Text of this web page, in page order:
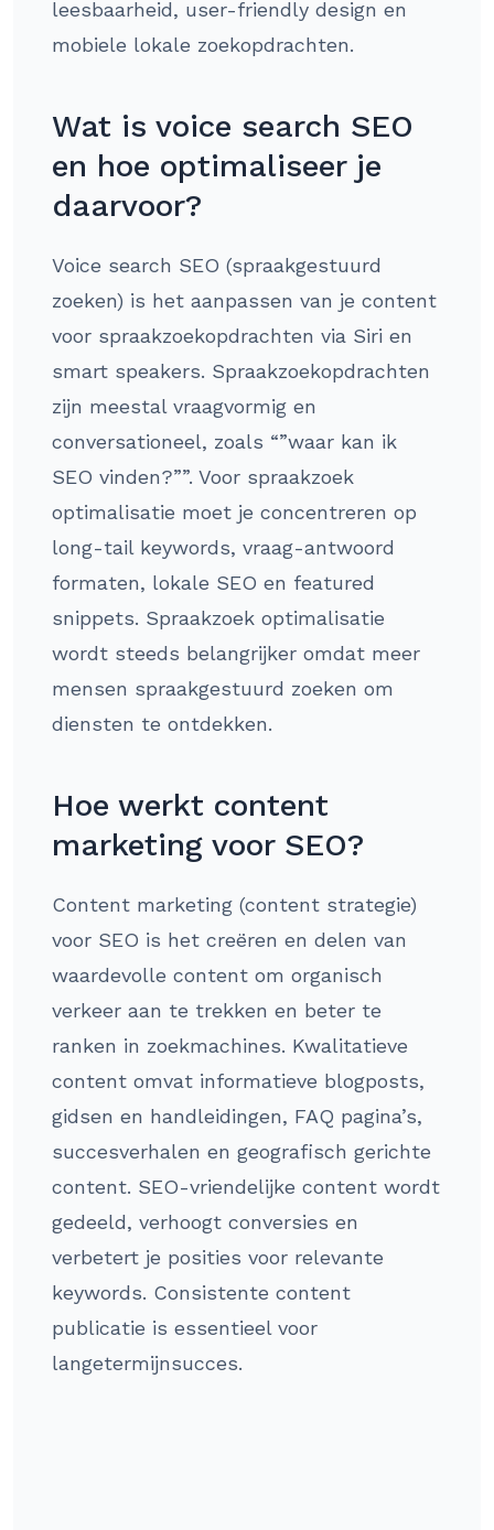
leesbaarheid, user-friendly design en
mobiele lokale zoekopdrachten.
Wat is voice search SEO
en hoe optimaliseer je
daarvoor?
Voice search SEO (spraakgestuurd
zoeken) is het aanpassen van je content
voor spraakzoekopdrachten via Siri en
smart speakers. Spraakzoekopdrachten
zijn meestal vraagvormig en
conversationeel, zoals “”waar kan ik
SEO vinden?””. Voor spraakzoek
optimalisatie moet je concentreren op
long-tail keywords, vraag-antwoord
formaten, lokale SEO en featured
snippets. Spraakzoek optimalisatie
wordt steeds belangrijker omdat meer
mensen spraakgestuurd zoeken om
diensten te ontdekken.
Hoe werkt content
marketing voor SEO?
Content marketing (content strategie)
voor SEO is het creëren en delen van
waardevolle content om organisch
verkeer aan te trekken en beter te
ranken in zoekmachines. Kwalitatieve
content omvat informatieve blogposts,
gidsen en handleidingen, FAQ pagina’s,
succesverhalen en geografisch gerichte
content. SEO-vriendelijke content wordt
gedeeld, verhoogt conversies en
verbetert je posities voor relevante
keywords. Consistente content
publicatie is essentieel voor
langetermijnsucces.